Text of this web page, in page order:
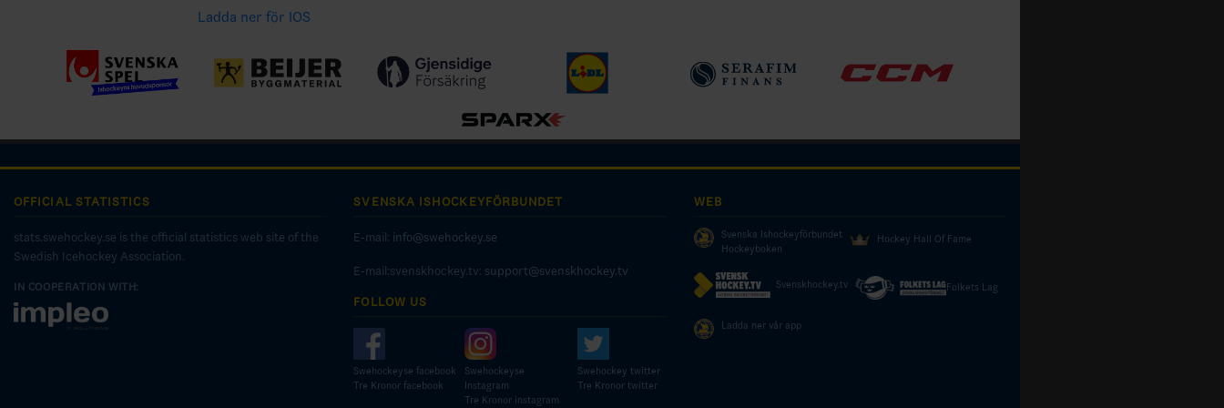
Ladda ner för IOS
OFFICIAL STATISTICS
stats.swehockey.se is the official statistics web site of the
Swedish Icehockey Association.
IN COOPERATION WITH:
SVENSKA ISHOCKEYFÖRBUNDET
E-mail: info@swehockey.se
E-mail:svenskhockey.tv: support@svenskhockey.tv
FOLLOW US
Swehockeyse facebook
Tre Kronor facebook
Swehockeyse
Instagram
Tre Kronor instagram
Swehockey twitter
Tre Kronor twitter
WEB
Svenska Ishockeyförbundet
Hockeyboken
Hockey Hall Of Fame
Svenskhockey.tv Folkets Lag
Ladda ner vår app